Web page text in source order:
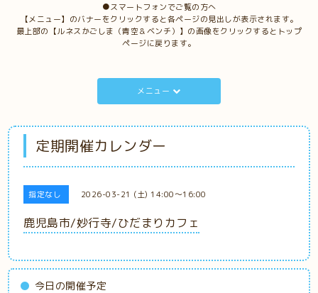
●スマートフォンでご覧の方へ
【メニュー】のバナーをクリックすると各ページの見出しが表示されます。
最上部の【ルネスかごしま（青空＆ベンチ）】の画像をクリックするとトップ
ページに戻ります。
メニュー
定期開催カレンダー
指定なし 2026-03-21 (土) 14:00～16:00
鹿児島市/妙行寺/ひだまりカフェ
今日の開催予定